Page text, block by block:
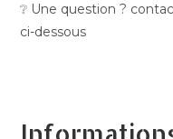
❔ Une question ?
ci-dessous